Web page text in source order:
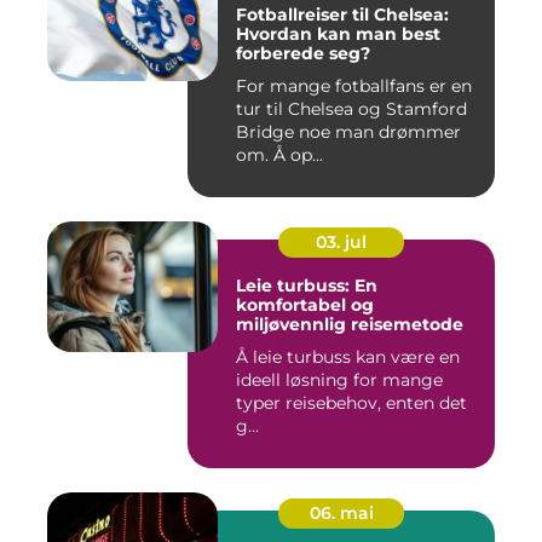
Fotballreiser til Chelsea:
Hvordan kan man best
forberede seg?
For mange fotballfans er en
tur til Chelsea og Stamford
Bridge noe man drømmer
om. Å op...
03. jul
Leie turbuss: En
komfortabel og
miljøvennlig reisemetode
Å leie turbuss kan være en
ideell løsning for mange
typer reisebehov, enten det
g...
06. mai